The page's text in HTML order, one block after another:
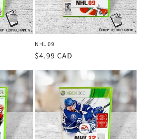
NHL 09
Prix
$4.99 CAD